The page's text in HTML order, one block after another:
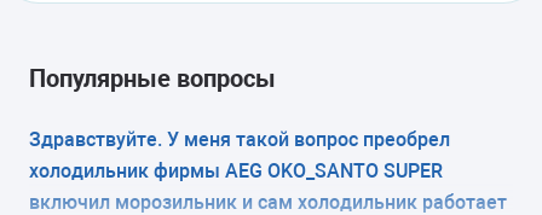
холодильник с морозильником
ТИП УПРАВЛЕНИЯ
электронное
Популярные вопросы
Здравствуйте. У меня такой вопрос преобрел
холодильник фирмы AEG OKO_SANTO SUPER
включил морозильник и сам холодильник работает